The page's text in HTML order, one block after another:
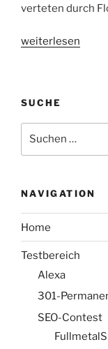
verteten durch
„Abmahnung
die
Firma
Binary
Services
vertreten
Kanzlei
HWK“
weiterlesen
SUCHE
nach:
NAVIGATION
Home
Testbereich
Alexa
301-
SEO-Contest